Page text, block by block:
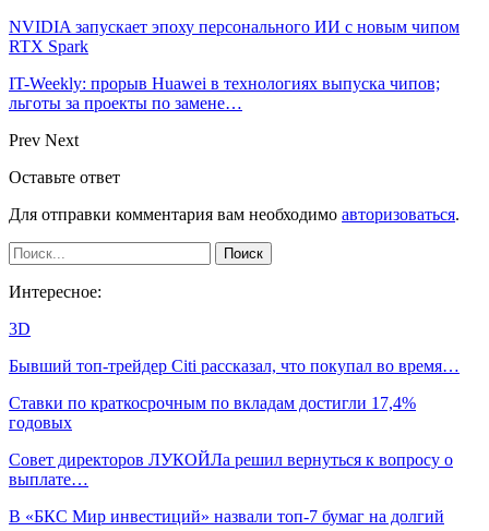
NVIDIA запускает эпоху персонального ИИ с новым чипом
RTX Spark
IT-Weekly: прорыв Huawei в технологиях выпуска чипов;
льготы за проекты по замене…
Prev Next
Оставьте ответ
Для отправки комментария вам необходимо авторизоваться.
Интересное:
3D
Бывший топ-трейдер Citi рассказал, что покупал во время…
Ставки по краткосрочным по вкладам достигли 17,4%
годовых
Совет директоров ЛУКОЙЛа решил вернуться к вопросу о
выплате…
В «БКС Мир инвестиций» назвали топ-7 бумаг на долгий